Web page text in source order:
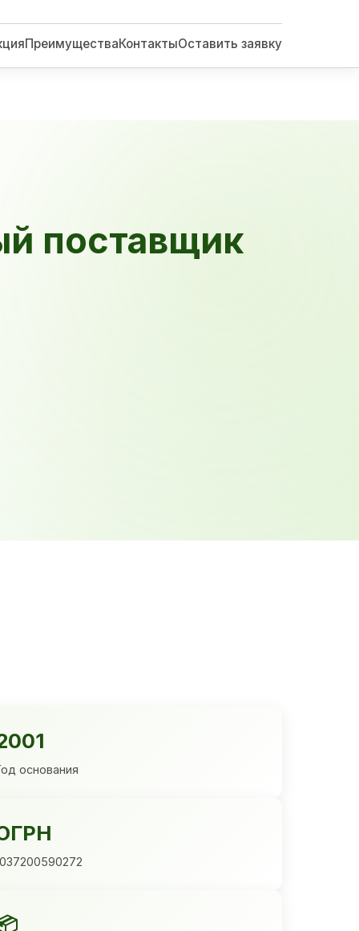
ПреимуществаКонтактыОставить заявку
поставщик
основания